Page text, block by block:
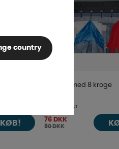
KØB!
Tøjbøjle med 8 kroge
På lager
76 DKK
80 DKK
country